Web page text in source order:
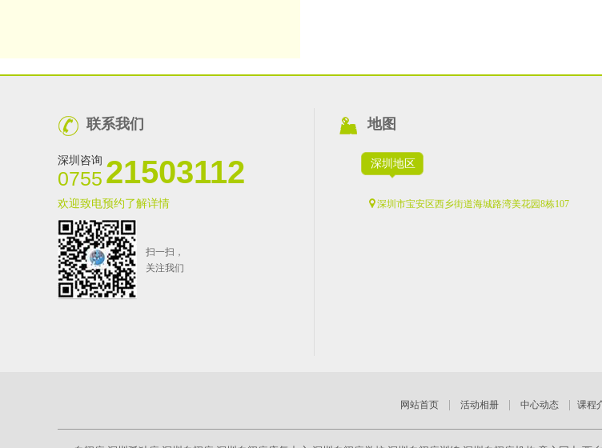
联系我们
深圳咨询
0755 21503112
欢迎致电预约了解详情
扫一扫，
关注我们
地图
深圳地区
深圳市宝安区西乡街道海城路湾美花园8栋107
网站首页 | 活动相册 | 中心动态 | 课程